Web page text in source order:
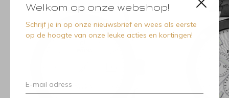
Welkom op onze webshop!
Schrijf je in op onze nieuwsbrief en wees als eerste
op de hoogte van onze leuke acties en kortingen!